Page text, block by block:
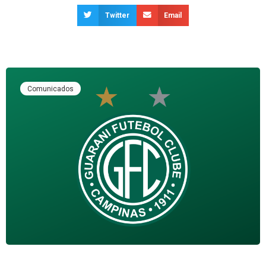
Twitter Email
Comunicados